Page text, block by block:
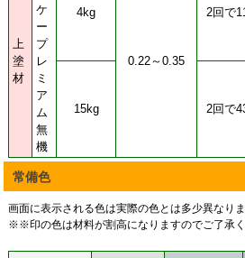
上
塗
材
ケ
ー
プ
レ
ミ
ア
ム
無
機
4kg
0.22～0.35
2回で
15kg 2回で
常備色
画面に表示される色は実際の色とは多少異なり
※※印の色は材料が割高になりますのでご了承く